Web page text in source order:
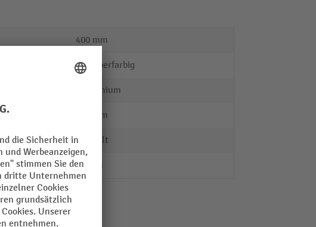
400 mm
alusilberfarbig
Aluminium
630 mm
geriffelt
25 mm